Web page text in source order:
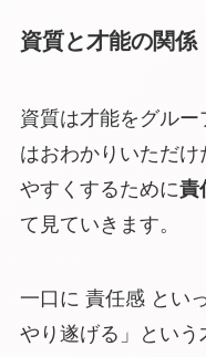
資質と才能の関係
資質は才能をグルー
はおわかりいただけ
やすくするために責
て見ていきます。
一口に 責任感 とい
やり遂げる」とい